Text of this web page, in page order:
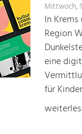
Mittwoch,
In Krems
Region
eine
für